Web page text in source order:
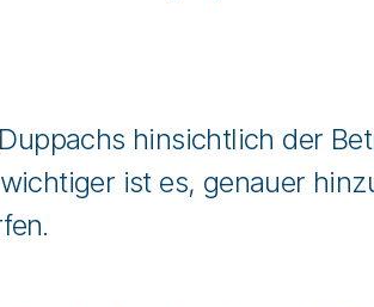
hinsichtlich der
ist es, genauer